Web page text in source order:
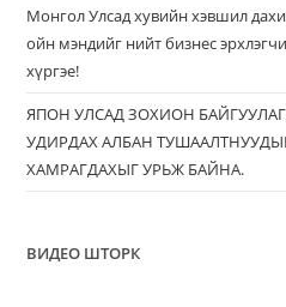
Монгол Улсад хувийн хэвшил
ойн мэндийг нийт бизнес
хүргэе!
ЯПОН УЛСАД ЗОХИОН
УДИРДАХ АЛБАН
ХАМРАГДАХЫГ УРЬЖ БАЙНА.
ВИДЕО ШТОРК